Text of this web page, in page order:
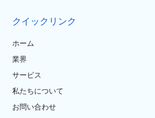
クイックリンク
ホーム
業界
サービス
私たちについて
お問い合わせ